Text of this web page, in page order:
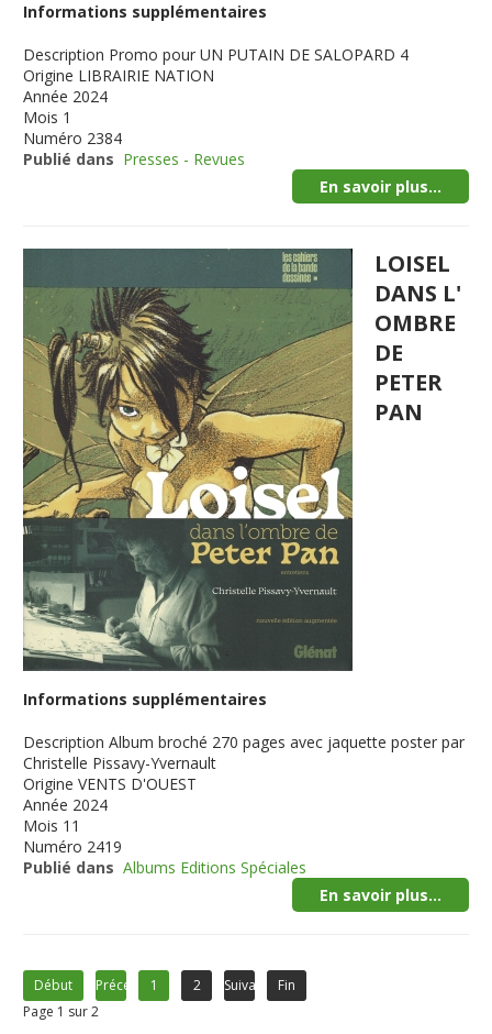
Informations supplémentaires
Description Promo pour UN PUTAIN DE SALOPARD 4
Origine LIBRAIRIE NATION
Année 2024
Mois 1
Numéro 2384
Publié dans Presses - Revues
En savoir plus...
LOISEL
DANS L'
OMBRE
DE
PETER
PAN
Informations supplémentaires
Description Album broché 270 pages avec jaquette poster par
Christelle Pissavy-Yvernault
Origine VENTS D'OUEST
Année 2024
Mois 11
Numéro 2419
Publié dans Albums Editions Spéciales
En savoir plus...
Début Précédent1 2 Suivant
Fin
Page 1 sur 2